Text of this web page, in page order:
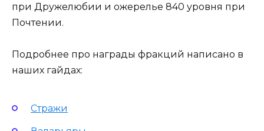
при Дружелюбии и ожерелье 840 уровня при
Почтении.
Подробнее про награды фракций написано в
наших гайдах:
Стражи